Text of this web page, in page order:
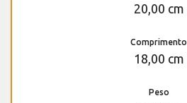
20,00 cm
Comprimento
18,00 cm
Peso